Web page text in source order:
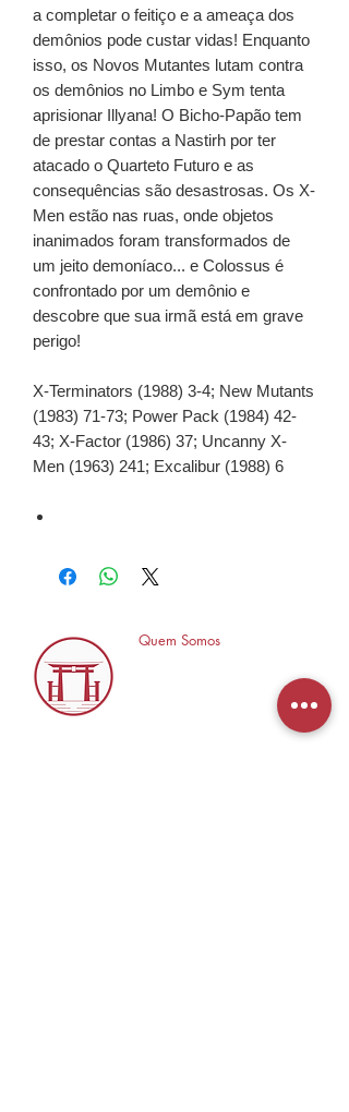
a completar o feitiço e a ameaça dos
demônios pode custar vidas! Enquanto
isso, os Novos Mutantes lutam contra
os demônios no Limbo e Sym tenta
aprisionar Illyana! O Bicho-Papão tem
de prestar contas a Nastirh por ter
atacado o Quarteto Futuro e as
consequências são desastrosas. Os X-
Men estão nas ruas, onde objetos
inanimados foram transformados de
um jeito demoníaco... e Colossus é
confrontado por um demônio e
descobre que sua irmã está em grave
perigo!
X-Terminators (1988) 3-4; New Mutants
(1983) 71-73; Power Pack (1984) 42-
43; X-Factor (1986) 37; Uncanny X-
Men (1963) 241; Excalibur (1988) 6
Quem Somos